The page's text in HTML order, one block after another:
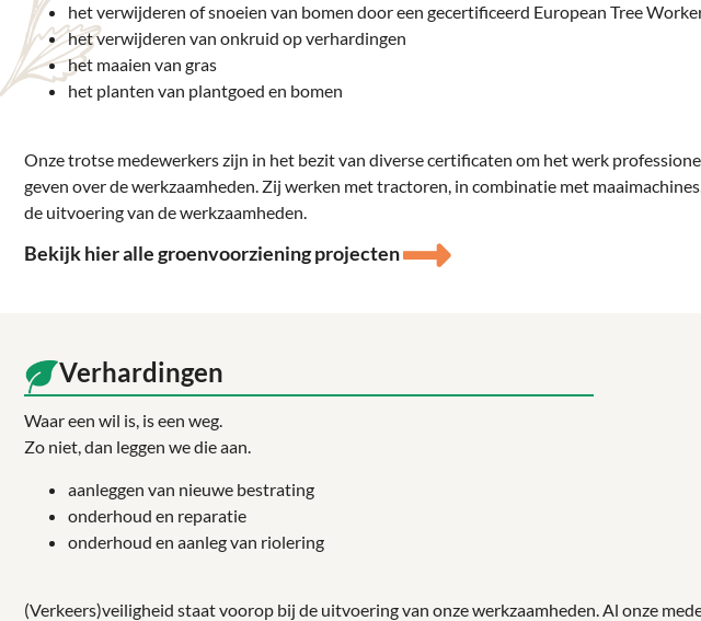
het verwijderen of snoeien van bomen door een gecertificeerd European Tree
het verwijderen van onkruid op verhardingen
het maaien van gras
het planten van plantgoed en bomen
Onze trotse medewerkers zijn in het bezit van diverse certificaten om het werk
geven over de werkzaamheden. Zij werken met tractoren, in combinatie met
de uitvoering van de werkzaamheden.
Bekijk hier alle groenvoorziening projecten
Verhardingen
Waar een wil is, is een weg.
Zo niet, dan leggen we die aan.
aanleggen van nieuwe bestrating
onderhoud en reparatie
onderhoud en aanleg van riolering
(Verkeers)veiligheid staat voorop bij de uitvoering van onze werkzaamheden. Al onze